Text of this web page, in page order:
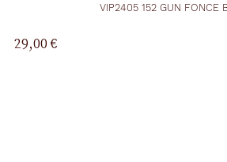
VIP2405 152 GUN FONCE
29,00 €